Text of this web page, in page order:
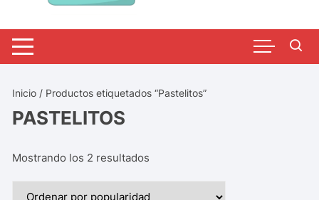
Inicio / Productos etiquetados “Pastelitos”
PASTELITOS
Mostrando los 2 resultados